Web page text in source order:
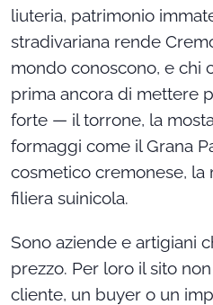
liuteria, patrimonio
stradivariana rende
mondo conoscono, e chi
prima ancora di mettere
forte — il torrone, la
formaggi come il Grana
cosmetico cremonese, la
filiera suinicola.
Sono aziende e artigiani
prezzo. Per loro il sito
cliente, un buyer o un